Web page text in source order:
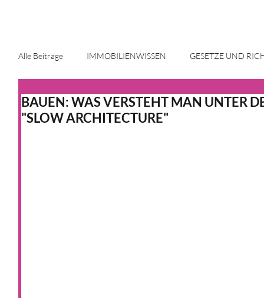
Alle Beiträge IMMOBILIENWISSEN GESETZE UND
ENERGIE UND INNOVATION IMMOBILIENMARKT
BAUEN: WAS VERSTEHT MAN UNTER
"SLOW ARCHITECTURE"